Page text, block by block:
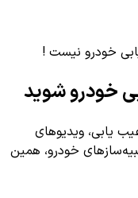
خودرو نیست !
یابی، ویدیوهای
خودرو، همین